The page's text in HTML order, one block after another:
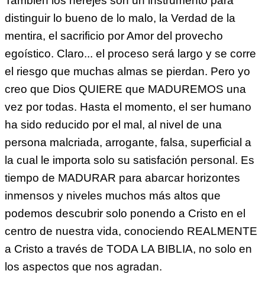
distinguir lo bueno de lo malo, la Verdad de la
mentira, el sacrificio por Amor del provecho
egoístico. Claro... el proceso será largo y se corre
el riesgo que muchas almas se pierdan. Pero yo
creo que Dios QUIERE que MADUREMOS una
vez por todas. Hasta el momento, el ser humano
ha sido reducido por el mal, al nivel de una
persona malcriada, arrogante, falsa, superficial a
la cual le importa solo su satisfación personal. Es
tiempo de MADURAR para abarcar horizontes
inmensos y niveles muchos más altos que
podemos descubrir solo ponendo a Cristo en el
centro de nuestra vida, conociendo REALMENTE
a Cristo a través de TODA LA BIBLIA, no solo en
los aspectos que nos agradan.